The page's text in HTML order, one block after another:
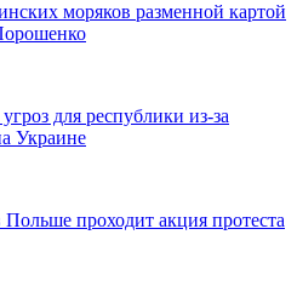
моряков разменной картой
для республики из-за
Украине
проходит акция протеста